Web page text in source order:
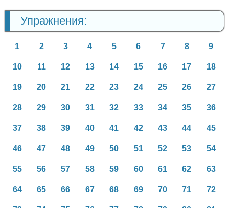
Упражнения:
1 2 3 4 5 6 7 8 9
10 11 12 13 14 15 16 17 18
19 20 21 22 23 24 25 26 27
28 29 30 31 32 33 34 35 36
37 38 39 40 41 42 43 44 45
46 47 48 49 50 51 52 53 54
55 56 57 58 59 60 61 62 63
64 65 66 67 68 69 70 71 72